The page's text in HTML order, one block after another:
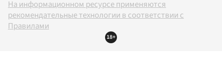
На информационном ресурсе применяются
рекомендательные технологии в соответствии с
Правилами
18+